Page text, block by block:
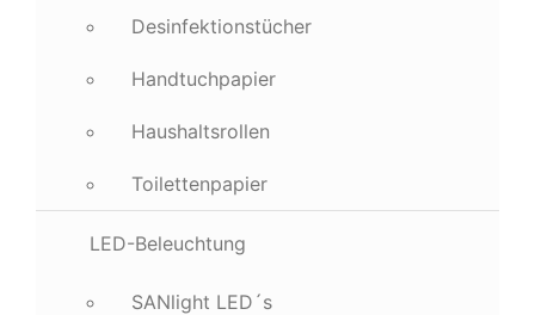
Desinfektionstücher
Handtuchpapier
Haushaltsrollen
Toilettenpapier
LED-Beleuchtung
SANlight LED´s